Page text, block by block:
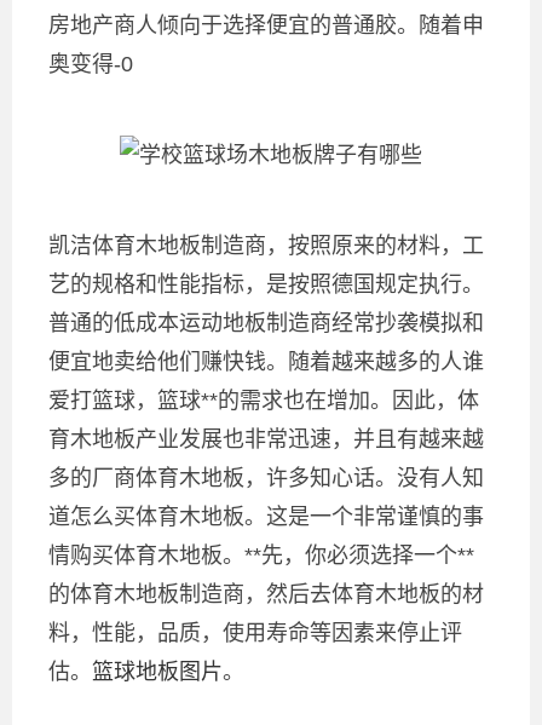
房地产商人倾向于选择便宜的普通胶。随着申
奥变得-0
凯洁体育木地板制造商，按照原来的材料，工
艺的规格和性能指标，是按照德国规定执行。
普通的低成本运动地板制造商经常抄袭模拟和
便宜地卖给他们赚快钱。随着越来越多的人谁
爱打篮球，篮球**的需求也在增加。因此，体
育木地板产业发展也非常迅速，并且有越来越
多的厂商体育木地板，许多知心话。没有人知
道怎么买体育木地板。这是一个非常谨慎的事
情购买体育木地板。**先，你必须选择一个**
的体育木地板制造商，然后去体育木地板的材
料，性能，品质，使用寿命等因素来停止评
估。 篮球地板图片。